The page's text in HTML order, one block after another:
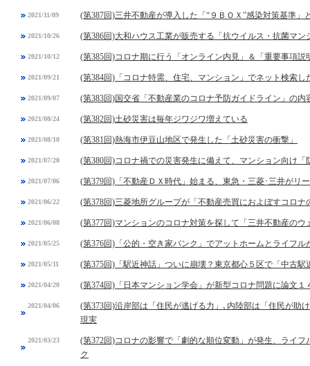
2021/11/09 (第387回)三井不動産が導入した「“９ＢＯＸ”感染対策基準」
2021/10/26 (第386回)大和ハウス工業が販売する「抗ウイルス・抗菌マン
2021/10/12 (第385回)コロナ期に行う「オンライン内見」＆「重要事項説
2021/09/21 (第384回)「コロナ特需、住宅、マンション」でネット検索し
2021/09/07 (第383回)国交省「不動産業のコロナ予防ガイドライン」の内
2021/08/24 (第382回)土砂災害は毎年ジワジワ増えている
2021/08/10 (第381回)熱海市伊豆山地区で発生した「土砂災害の衝撃」
2021/07/20 (第380回)コロナ禍での災害発生に備えて、マンション向け「
2021/07/06 (第379回)「不動産ＤＸ時代」始まる、東急・三菱･三井がリ
2021/06/22 (第378回)三菱地所グループが「不動産売買におよぼすコロナ
2021/06/08 (第377回)マンションのコロナ対策を探して「三井不動産のウ
2021/05/25 (第376回)「公的・空き家バンク」でアットホームとライフル
2021/05/11 (第375回)「駅近神話」ついに崩壊？東京都心５区で「中古駅
2021/04/20 (第374回)「日本マンション学会」が新型コロナ問題に論文１
2021/04/06
(第373回)沿岸部は「住民が逃げる力」､内陸部は「住民が助
現実
2021/03/23
(第372回)コロナの影響で「劇的な順位変動」が発生、ライ
ク